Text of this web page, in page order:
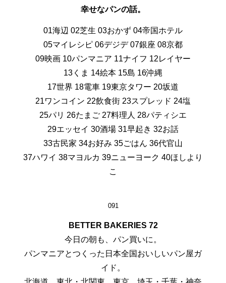
幸せなパンの話。
01海辺 02芝生 03おかず 04帝国ホテル
05マイレシピ 06デジデ 07銀座 08京都
09映画 10パンマニア 11ナイフ 12レイヤー
13くま 14絵本 15島 16沖縄
17世界 18電車 19東京タワー 20坂道
21ワンコイン 22飲食街 23スプレッド 24塩
25パリ 26たまご 27料理人 28パティシエ
29エッセイ 30酒場 31早起き 32お話
33古民家 34お好み 35ごはん 36代官山
37ハワイ 38マヨルカ 39ニューヨーク 40ほしより
こ
091
BETTER BAKERIES 72
今日の朝も、パン買いに。
パンマニアとつくった日本全国おいしいパン屋ガ
イド。